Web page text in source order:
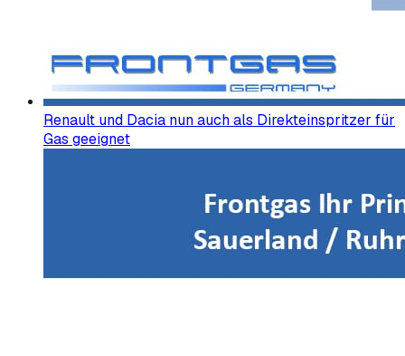
Renault und Dacia nun auch als Direkteinspritzer für
Gas geeignet